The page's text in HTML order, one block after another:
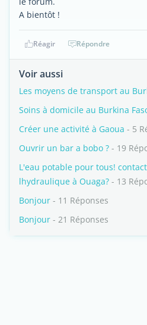
A bientôt !
Réagir Répondre
Voir aussi
Les moyens de transport au
Soins à domicile au Burkina
Créer une activité à Gaoua - 5
Ouvrir un bar a bobo ? - 19
L'eau potable pour tous!
lhydraulique à Ouaga? - 13
Bonjour - 11 Réponses
Bonjour - 21 Réponses